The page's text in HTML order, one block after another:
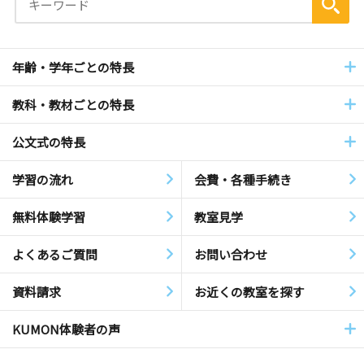
年齢・学年ごとの特長
教科・教材ごとの特長
公文式の特長
学習の流れ 会費・各種手続き
無料体験学習 教室見学
よくあるご質問 お問い合わせ
資料請求 お近くの教室を探す
KUMON体験者の声